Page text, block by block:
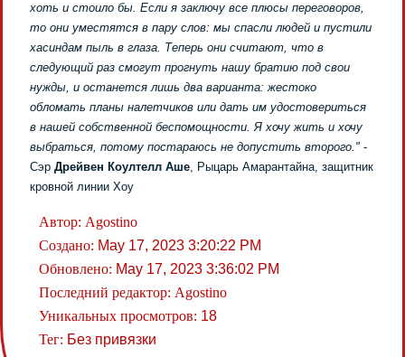
хоть и стоило бы. Если я заключу все плюсы переговоров,
то они уместятся в пару слов: мы спасли людей и пустили
хасиндам пыль в глаза. Теперь они считают, что в
следующий раз смогут прогнуть нашу братию под свои
нужды, и останется лишь два варианта: жестоко
обломать планы налетчиков или дать им удостовериться
в нашей собственной беспомощности. Я хочу жить и хочу
выбраться, потому постараюсь не допустить второго." -
Сэр Дрейвен Коултелл Аше, Рыцарь Амарантайна, защитник
кровной линии Хоу
Автор: Agostino
Создано: May 17, 2023 3:20:22 PM
Обновлено: May 17, 2023 3:36:02 PM
Последний редактор: Agostino
Уникальных просмотров: 18
Тег: Без привязки